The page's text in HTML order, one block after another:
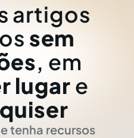
artigos
sem
, em
lugar e
tenha recursos